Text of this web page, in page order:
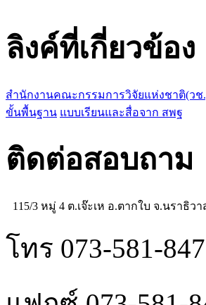
ลิงค์ที่เกี่ยวข้อง
สำนักงานคณะกรรมการวิจัยแห่งชาติ(วช
ขั้นพื้นฐาน แบบเรียนและสื่อจาก สพฐ
ติดต่อสอบถาม
115/3 หมู่ 4 ต.เจ๊ะเห อ.ตากใบ จ.นราธิวา
โทร 073-581-847